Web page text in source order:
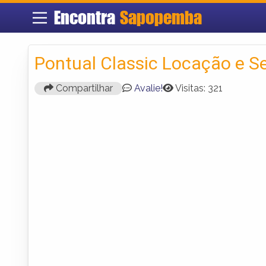
Encontra Sapopemba
Pontual Classic Locação e
Compartilhar Avalie! Visitas: 321